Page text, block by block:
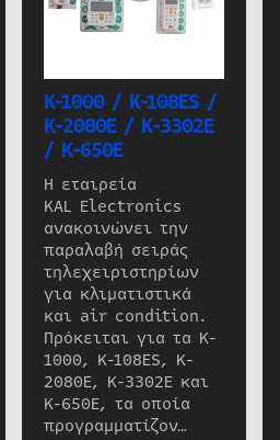
K-1000 / K-108ES /
K-2080E / K-3302E
/ K-650E
Η εταιρεία
KAL Electronics
ανακοινώνει την
παραλαβή σειράς
τηλεχειριστηρίων
για κλιματιστικά
και air condition.
Πρόκειται για τα K-
1000, K-108ES, K-
2080E, K-3302E και
K-650E, τα οποία
προγραμματίζον…